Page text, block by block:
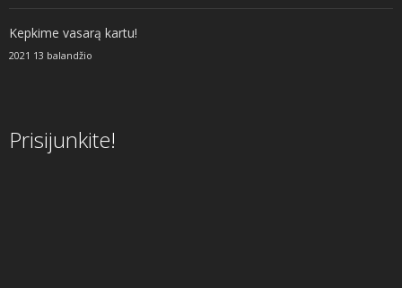
Kepkime vasarą kartu!
2021 13 balandžio
Prisijunkite!